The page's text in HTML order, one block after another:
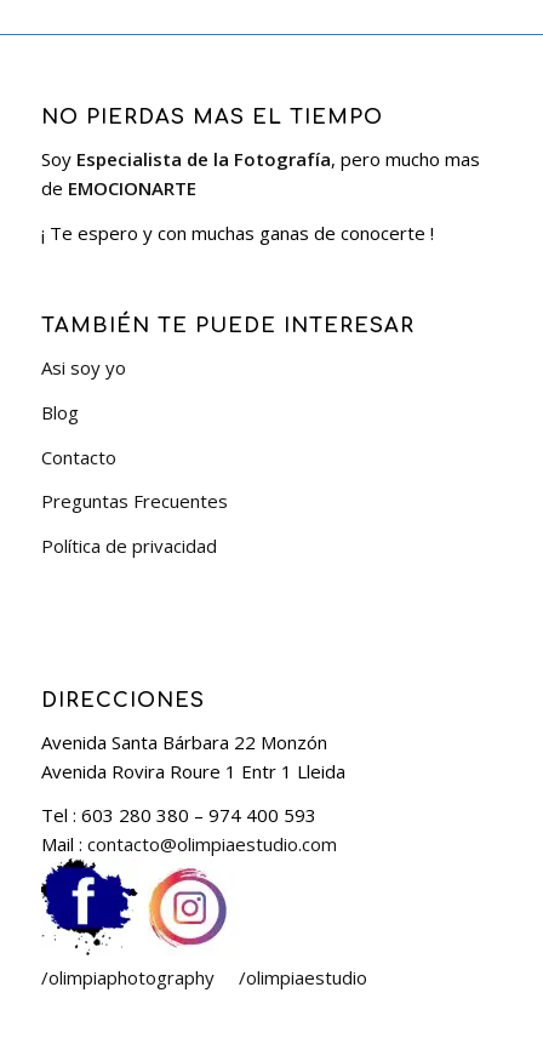
NO PIERDAS MAS EL TIEMPO
Soy Especialista de la Fotografía, pero mucho mas
de EMOCIONARTE
¡ Te espero y con muchas ganas de conocerte !
TAMBIÉN TE PUEDE INTERESAR
Asi soy yo
Blog
Contacto
Preguntas Frecuentes
Política de privacidad
DIRECCIONES
Avenida Santa Bárbara 22 Monzón
Avenida Rovira Roure 1 Entr 1 Lleida
Tel : 603 280 380 – 974 400 593
Mail : contacto@olimpiaestudio.com
/olimpiaphotography /olimpiaestudio